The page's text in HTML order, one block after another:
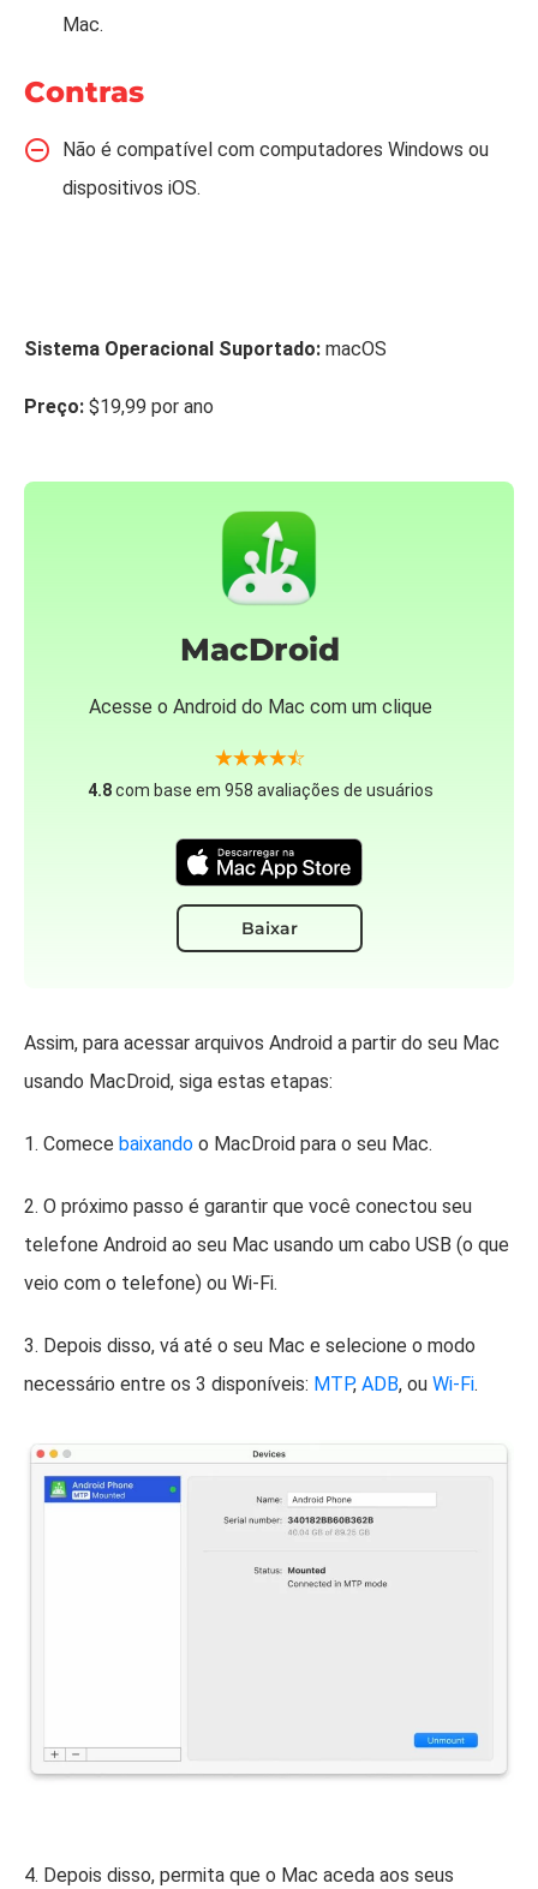
Mac.
Contras
Não é compatível com computadores Windows ou
dispositivos iOS.
Sistema Operacional Suportado: macOS
Preço: $19,99 por ano
MacDroid
Acesse o Android do Mac com um clique
4.8com base em 958 avaliações de usuários
Baixar
Assim, para acessar arquivos Android a partir do seu Mac
usando MacDroid, siga estas etapas:
1. Comece baixando o MacDroid para o seu Mac.
2. O próximo passo é garantir que você conectou seu
telefone Android ao seu Mac usando um cabo USB (o que
veio com o telefone) ou Wi-Fi.
3. Depois disso, vá até o seu Mac e selecione o modo
necessário entre os 3 disponíveis: MTP, ADB, ou Wi-Fi.
4. Depois disso, permita que o Mac aceda aos seus